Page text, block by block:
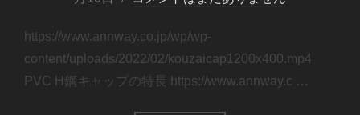
https://www.annway.co.jp/wp/wp-
content/uploads/2022/02/kouzaicap1200x400.mp4
PVC H鋼キャップの特長 https://www.annway.c …